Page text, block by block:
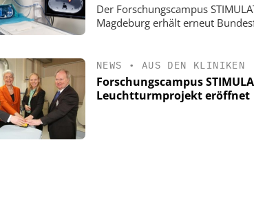
Der Forschungscampus
Magdeburg erhält erneut
NEWS • AUS DEN KLINIKEN
Forschungscampus
Leuchtturmprojekt eröffnet
EASY SOFTWARE AG